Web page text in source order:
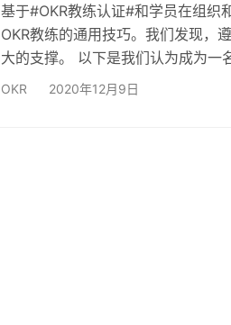
基于#OKR教练认证#和学员在组织
OKR教练的通用技巧。我们发现，
大的支撑。 以下是我们认为成为一
住这些原则，并将其融入到你的练
OKR 2020年12月9日